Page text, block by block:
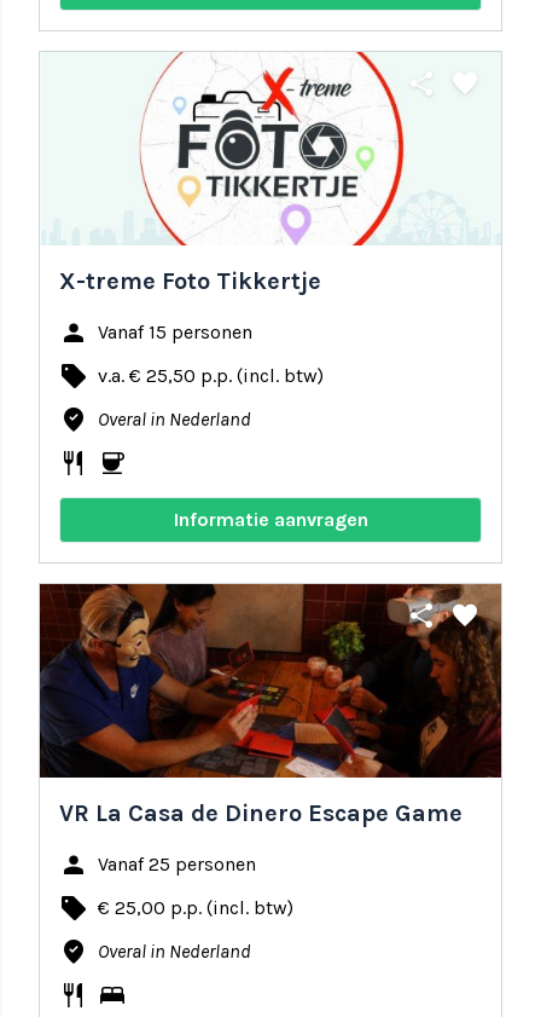
share favorite
X-treme Foto Tikkertje
person Vanaf 15 personen
local_offer v.a. € 25,50 p.p. (incl. btw)
where_to_vote Overal in Nederland
restaurant coffee
Informatie aanvragen
share favorite
VR La Casa de Dinero Escape Game
person Vanaf 25 personen
local_offer € 25,00 p.p. (incl. btw)
where_to_vote Overal in Nederland
restaurant bed